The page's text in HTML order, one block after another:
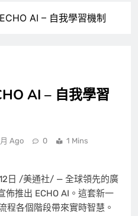
AI – 自我學習機制
AI – 自我學習
Ago 0 1 Mins
日 /美通社/ — 全球領先的廣
推出 ECHO AI。這套新一
程各個階段帶來實時智慧。